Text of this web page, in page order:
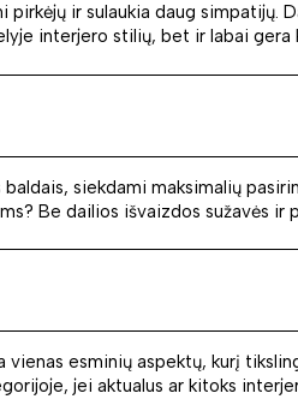
ir sulaukia daug
interjero stilių, bet ir labai gera
siekdami maksimalių
Be dailios išvaizdos sužavės
esminių aspektų, kurį
jei aktualus ar kitoks